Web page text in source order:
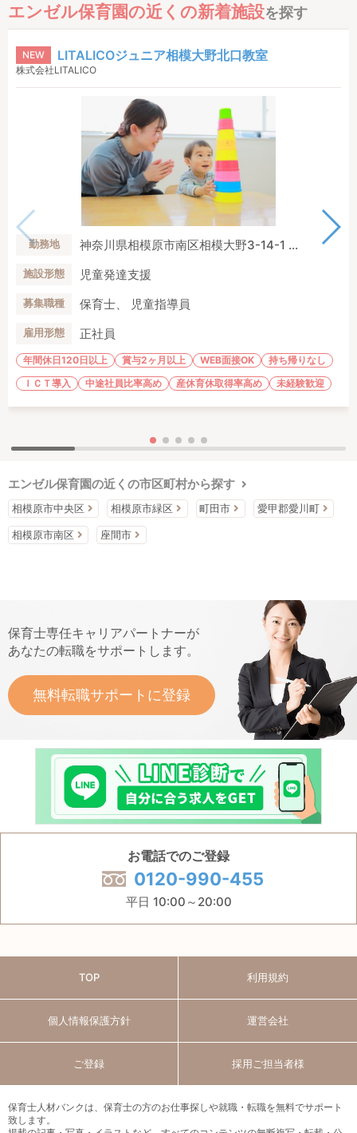
エンゼル保育園の近くの新着施設を探す
NEW LITALICOジュニア相模大野北口教室
株式会社LITALICO
勤務地 神奈川県相模原市南区相模大野3-14-1 ...
施設形態 児童発達支援
募集職種 保育士、 児童指導員
雇用形態 正社員
年間休日120日以上 賞与2ヶ月以上 WEB面接OK
持ち帰りなし
ＩＣＴ導入
中途社員比率高め 産休育休取得率高め 未経験歓迎
エンゼル保育園の近くの市区町村から探す
相模原市中央区 相模原市緑区 町田市 愛甲郡愛川町
相模原市南区 座間市
保育士専任キャリアパートナーが
あなたの転職をサポートします。
無料転職サポートに登録
お電話でのご登録
0120-990-455
平日 10:00～20:00
TOP 利用規約
個人情報保護方針 運営会社
ご登録 採用ご担当者様
保育士人材バンクは、保育士の方のお仕事探しや就職・転職を無料でサポート
致します。